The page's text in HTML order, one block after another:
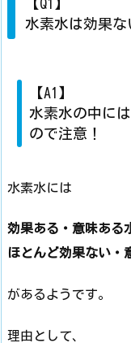
【Q1】
水素水は効果な
【A1】
水素水の中に
ので注意！
水素水には
効果ある・意味ある
ほとんど効果ない・
があるようです。
理由として、